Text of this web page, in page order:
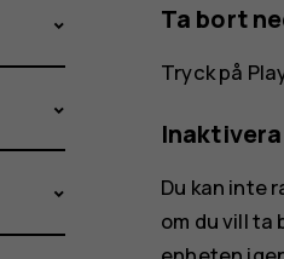
Ta bort
Tryck på
Du kan inte
om du vill ta